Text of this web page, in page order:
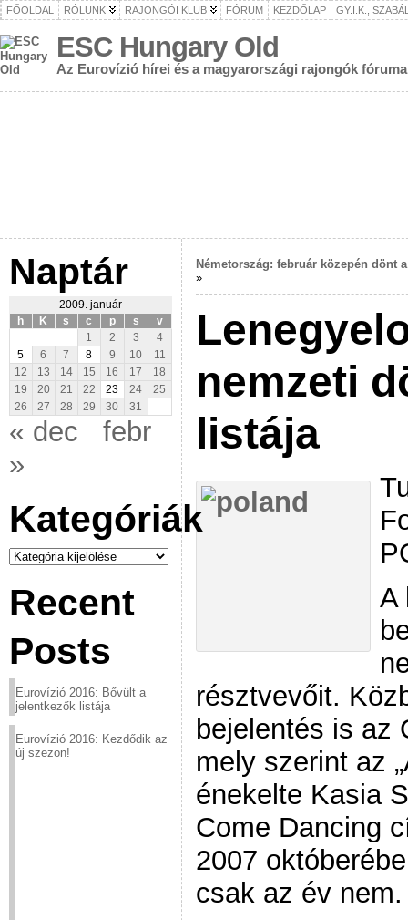
FŐOLDAL RÓLUNK RAJONGÓI KLUB FÓRUM KEZDŐLAP GY.I.K.,
ESC Hungary Old
Az Eurovízió hírei és a magyarországi rajongók fóruma
Naptár
2009. január
h
K s c p s
v
1
2 3
4
5
6 7 8 9 10
11
12
13 14 15 16 17
18
19
20 21 22 23 24
25
26
27 28 29 30 31
« dec
febr
»
Kategóriák
Kategóriák
Recent
Posts
Eurovízió 2016: Bővült a
jelentkezők listája
Eurovízió 2016: Kezdődik az
új szezon!
Németország: február közepén dönt
»
nemzeti
listája
A
résztvevőit.
bejelentés is az
mely szerint az
énekelte Kasia
Come Dancing
2007
csak az év nem.